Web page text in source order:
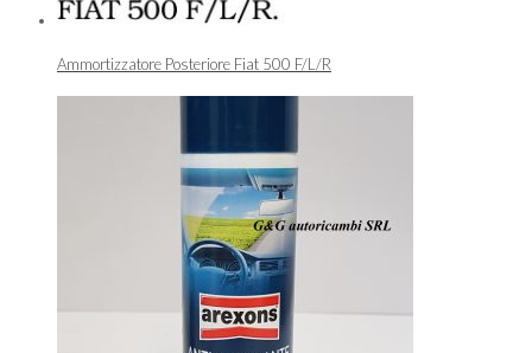
Ammortizzatore Posteriore Fiat 500 F/L/R